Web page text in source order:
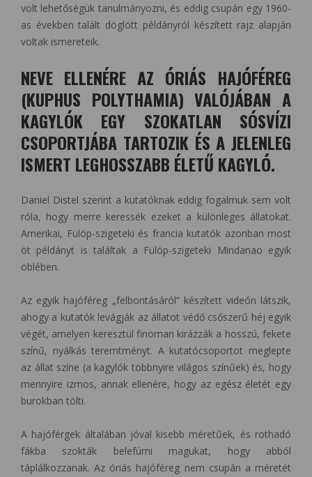
volt lehetőségük tanulmányozni, és eddig csupán egy 1960-
as években talált döglött példányról készített rajz alapján
voltak ismereteik.
NEVE ELLENÉRE AZ ÓRIÁS HAJÓFÉREG
(KUPHUS POLYTHAMIA) VALÓJÁBAN A
KAGYLÓK EGY SZOKATLAN SÓSVÍZI
CSOPORTJÁBA TARTOZIK ÉS A JELENLEG
ISMERT LEGHOSSZABB ÉLETŰ KAGYLÓ.
Daniel Distel szerint a kutatóknak eddig fogalmuk sem volt
róla, hogy merre keressék ezeket a különleges állatokat.
Amerikai, Fülöp-szigeteki és francia kutatók azonban most
öt példányt is találtak a Fülöp-szigeteki Mindanao egyik
öblében.
Az egyik hajóféreg „felbontásáról” készített videón látszik,
ahogy a kutatók levágják az állatot védő csőszerű héj egyik
végét, amelyen keresztül finoman kirázzák a hosszú, fekete
színű, nyálkás teremtményt. A kutatócsoportot meglepte
az állat színe (a kagylók többnyire világos színűek) és, hogy
mennyire izmos, annak ellenére, hogy az egész életét egy
burokban tölti.
A hajóférgek általában jóval kisebb méretűek, és rothadó
fákba szokták belefúrni magukat, hogy abból
táplálkozzanak. Az óriás hajóféreg nem csupán a méretét